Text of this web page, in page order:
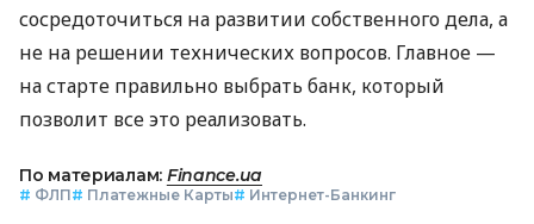
сосредоточиться на развитии собственного дела, а
не на решении технических вопросов. Главное —
на старте правильно выбрать банк, который
позволит все это реализовать.
По материалам: Finance.ua
# ФЛП# Платежные Карты# Интернет-Банкинг